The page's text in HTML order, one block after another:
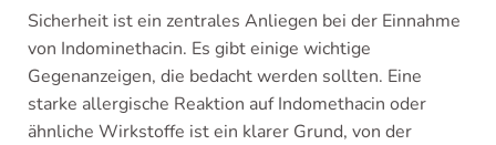
Sicherheit ist ein zentrales Anliegen bei der Einnahme
von Indominethacin. Es gibt einige wichtige
Gegenanzeigen, die bedacht werden sollten. Eine
starke allergische Reaktion auf Indomethacin oder
ähnliche Wirkstoffe ist ein klarer Grund, von der